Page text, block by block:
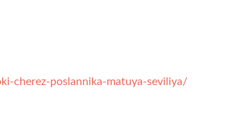
cherez-poslannika-matuya-seviliya/